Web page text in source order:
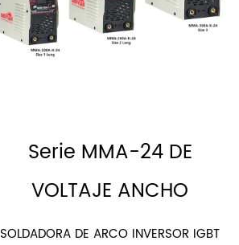
Serie MMA-24 DE
VOLTAJE ANCHO
SOLDADORA DE ARCO INVERSOR IGBT